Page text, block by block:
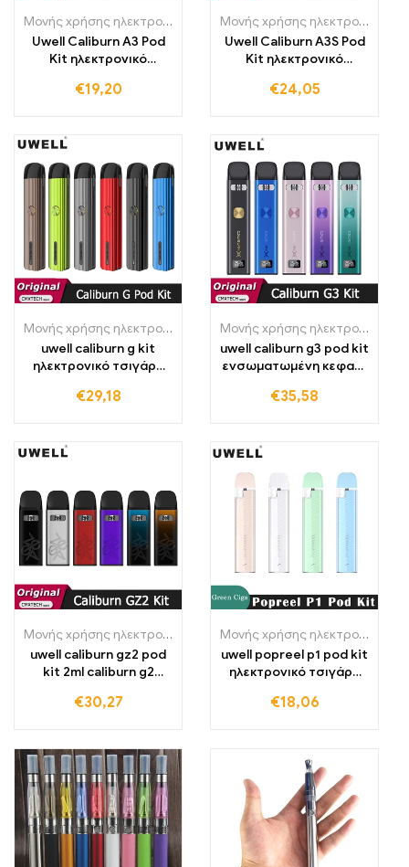
Μονής χρήσης ηλεκτρονικά τσιγάρα Πολωνία ,Μονής χρήσης
Uwell Caliburn A3 Pod
Kit ηλεκτρονικό
€19,20
Μονής χρήσης ηλεκτρονικά τσιγάρα Πολωνία
Uwell Caliburn A3S Pod
Kit ηλεκτρονικό
μπαταρία 16W ατμός
€24,05
Μονής χρήσης ηλεκτρονικά τσιγάρα Πολωνία ,Μονής χρήσης
uwell caliburn g kit
ηλεκτρονικό τσιγάρο
€29,18
Μονής χρήσης ηλεκτρονικά τσιγάρα Πολωνία
uwell caliburn g3 pod kit
ενσωματωμένη κεφαλή
ηλεκτρονικό τσιγάρο
€35,58
Μονής χρήσης ηλεκτρονικά τσιγάρα Πολωνία ,Μονής χρήσης
uwell caliburn gz2 pod
kit 2ml caliburn g2
τσιγάρο
€30,27
Μονής χρήσης ηλεκτρονικά τσιγάρα Πολωνία
uwell popreel p1 pod kit
ηλεκτρονικό τσιγάρο
€18,06